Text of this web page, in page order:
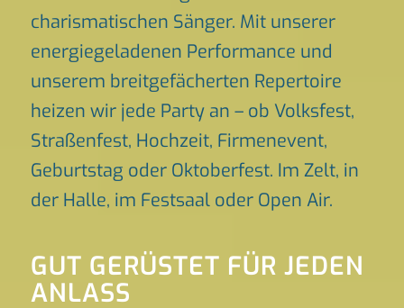
charismatischen Sänger. Mit unserer
energiegeladenen Performance und
unserem breitgefächerten Repertoire
heizen wir jede Party an – ob Volksfest,
Straßenfest, Hochzeit, Firmenevent,
Geburtstag oder Oktoberfest. Im Zelt, in
der Halle, im Festsaal oder Open Air.
GUT GERÜSTET FÜR JEDEN
ANLASS